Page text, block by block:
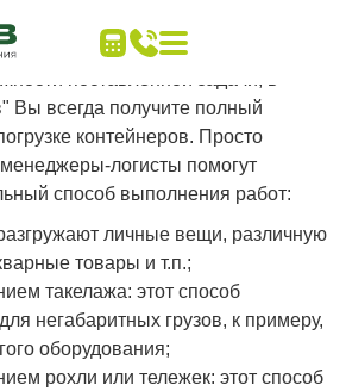
Разгрузка контейнеров
Вы всегда получите полный
контейнеров. Просто
логисты помогут
способ выполнения работ:
личные вещи, различную
товары и т.п.;
такелажа: этот способ
негабаритных грузов, к примеру,
оборудования;
рохли или тележек: этот способ